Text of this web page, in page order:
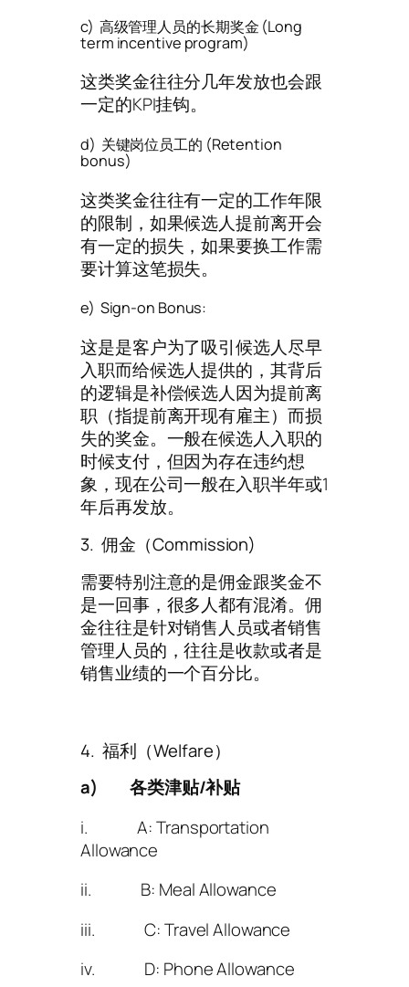
c) 高级管理人员的长期奖金 (Long
term incentive program)
这类奖金往往分几年发放也会跟
一定的KPI挂钩。
d) 关键岗位员工的 (Retention
bonus)
这类奖金往往有一定的工作年限
的限制，如果候选人提前离开会
有一定的损失，如果要换工作需
要计算这笔损失。
e) Sign-on Bonus:
这是是客户为了吸引候选人尽早
入职而给候选人提供的，其背后
的逻辑是补偿候选人因为提前离
职（指提前离开现有雇主）而损
失的奖金。一般在候选人入职的
时候支付，但因为存在违约想
象，现在公司一般在入职半年或1
年后再发放。
3. 佣金（Commission)
需要特别注意的是佣金跟奖金不
是一回事，很多人都有混淆。佣
金往往是针对销售人员或者销售
管理人员的，往往是收款或者是
销售业绩的一个百分比。
4. 福利（Welfare）
a) 各类津贴/补贴
i. A: Transportation
Allowance
ii. B: Meal Allowance
iii. C: Travel Allowance
iv. D: Phone Allowance